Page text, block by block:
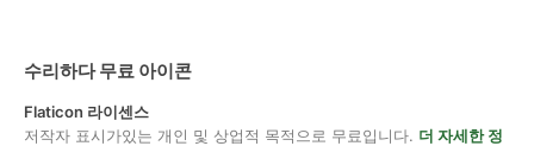
수리하다 무료 아이콘
Flaticon 라이센스
저작자 표시가있는 개인 및 상업적 목적으로 무료입니다. 더 자세한 정